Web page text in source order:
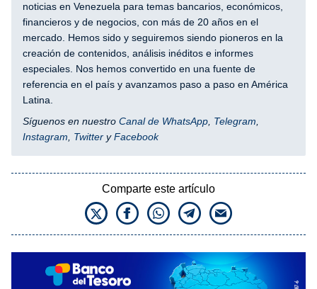
noticias en Venezuela para temas bancarios, económicos,
financieros y de negocios, con más de 20 años en el
mercado. Hemos sido y seguiremos siendo pioneros en la
creación de contenidos, análisis inéditos e informes
especiales. Nos hemos convertido en una fuente de
referencia en el país y avanzamos paso a paso en América
Latina.
Síguenos en nuestro Canal de WhatsApp Telegram
Instagram
Twitter yFacebook
Comparte este artículo